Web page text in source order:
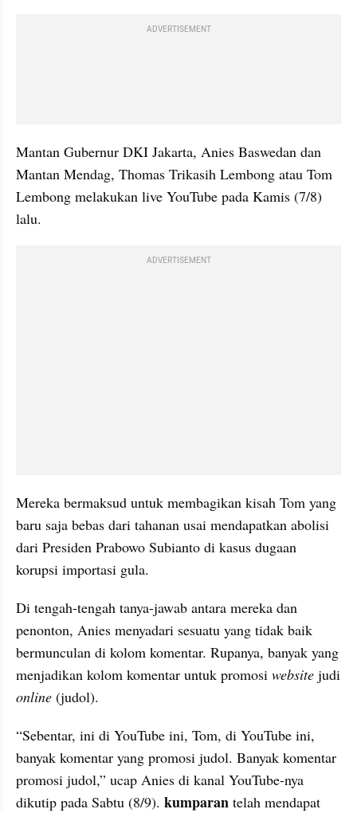
ADVERTISEMENT
Mantan Gubernur DKI Jakarta, Anies Baswedan dan
Mantan Mendag, Thomas Trikasih Lembong atau Tom
Lembong melakukan live YouTube pada Kamis (7/8)
lalu.
ADVERTISEMENT
Mereka bermaksud untuk membagikan kisah Tom yang
baru saja bebas dari tahanan usai mendapatkan abolisi
dari Presiden Prabowo Subianto di kasus dugaan
korupsi importasi gula.
Di tengah-tengah tanya-jawab antara mereka dan
penonton, Anies menyadari sesuatu yang tidak baik
bermunculan di kolom komentar. Rupanya, banyak yang
menjadikan kolom komentar untuk promosi website judi
online (judol).
“Sebentar, ini di YouTube ini, Tom, di YouTube ini,
banyak komentar yang promosi judol. Banyak komentar
promosi judol,” ucap Anies di kanal YouTube-nya
dikutip pada Sabtu (8/9). kumparan telah mendapat